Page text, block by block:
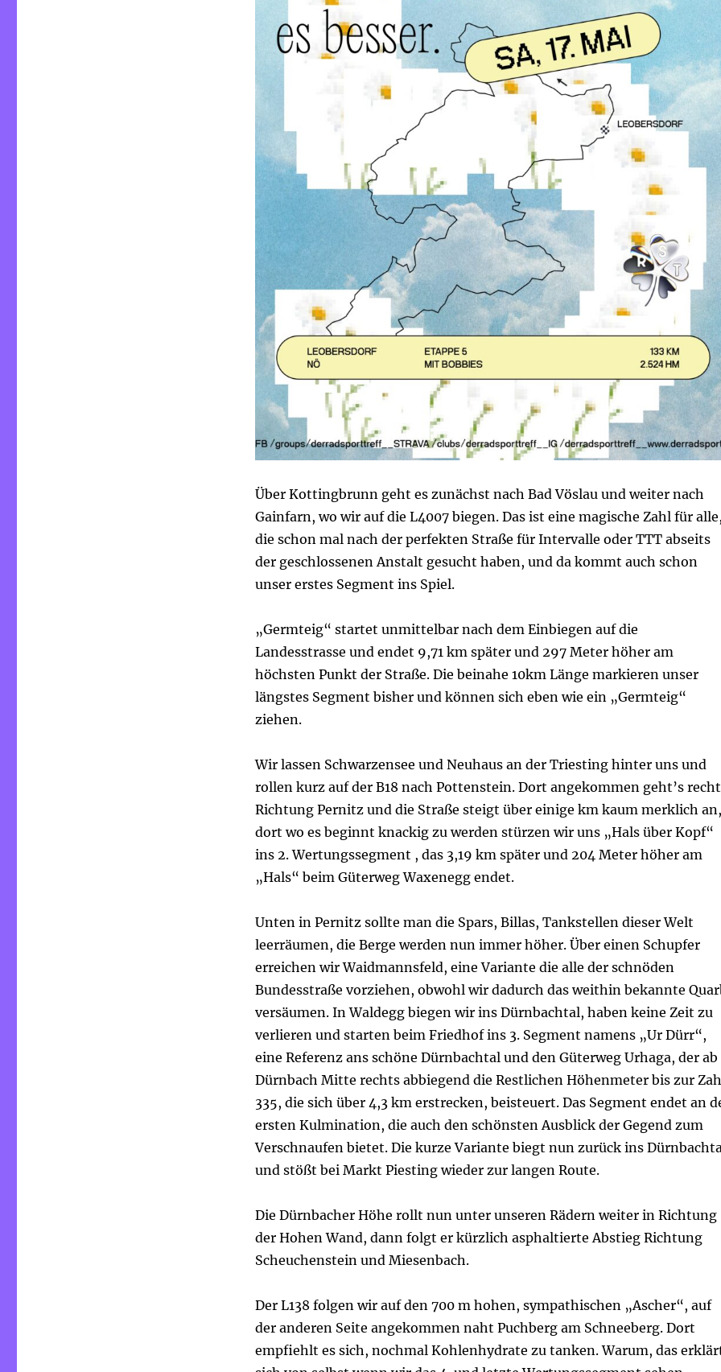
Über Kottingbrunn geht es zunächst nach Bad Vöslau und weiter nach
Gainfarn, wo wir auf die L4007 biegen. Das ist eine magische Zahl für
die schon mal nach der perfekten Straße für Intervalle oder TTT abseits
der geschlossenen Anstalt gesucht haben, und da kommt auch schon
unser erstes Segment ins Spiel.
„Germteig“ startet unmittelbar nach dem Einbiegen auf die
Landesstrasse und endet 9,71 km später und 297 Meter höher am
höchsten Punkt der Straße. Die beinahe 10km Länge markieren unser
längstes Segment bisher und können sich eben wie ein „Germteig“
ziehen.
Wir lassen Schwarzensee und Neuhaus an der Triesting hinter uns und
rollen kurz auf der B18 nach Pottenstein. Dort angekommen geht’s
Richtung Pernitz und die Straße steigt über einige km kaum merklich an,
dort wo es beginnt knackig zu werden stürzen wir uns „Hals über Kopf“
ins 2. Wertungssegment , das 3,19 km später und 204 Meter höher am
„Hals“ beim Güterweg Waxenegg endet.
Unten in Pernitz sollte man die Spars, Billas, Tankstellen dieser Welt
leerräumen, die Berge werden nun immer höher. Über einen Schupfer
erreichen wir Waidmannsfeld, eine Variante die alle der schnöden
Bundesstraße vorziehen, obwohl wir dadurch das weithin bekannte
versäumen. In Waldegg biegen wir ins Dürnbachtal, haben keine Zeit zu
verlieren und starten beim Friedhof ins 3. Segment namens „Ur Dürr“,
eine Referenz ans schöne Dürnbachtal und den Güterweg Urhaga, der ab
Dürnbach Mitte rechts abbiegend die Restlichen Höhenmeter bis zur
335, die sich über 4,3 km erstrecken, beisteuert. Das Segment endet an
ersten Kulmination, die auch den schönsten Ausblick der Gegend zum
Verschnaufen bietet. Die kurze Variante biegt nun zurück ins
und stößt bei Markt Piesting wieder zur langen Route.
Die Dürnbacher Höhe rollt nun unter unseren Rädern weiter in Richtung
der Hohen Wand, dann folgt er kürzlich asphaltierte Abstieg Richtung
Scheuchenstein und Miesenbach.
Der L138 folgen wir auf den 700 m hohen, sympathischen „Ascher“, auf
der anderen Seite angekommen naht Puchberg am Schneeberg. Dort
empfiehlt es sich, nochmal Kohlenhydrate zu tanken. Warum, das